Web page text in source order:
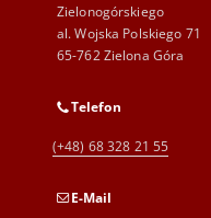
Zielonogórskiego
al. Wojska Polskiego 71
65-762 Zielona Góra
Telefon
(+48) 68 328 21 55
E-Mail